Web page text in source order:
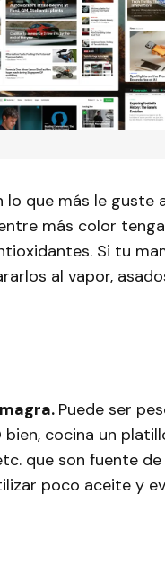
lo que más le guste
más color
Si tu
al vapor,
Puede ser
cocina un
que son fuente de
poco aceite y